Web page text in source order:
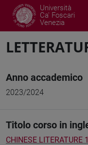
Università
Ca' Foscari
Venezia
Anno accademico
2023/2024
Titolo corso in
CHINESE LITERATURE 1